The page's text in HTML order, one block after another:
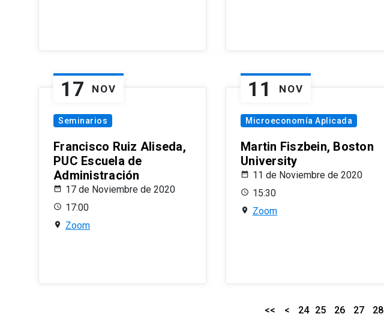
17 NOV
Seminarios
Francisco Ruiz Aliseda,
PUC Escuela de
Administración
17 de Noviembre de 2020
17:00
Zoom
11 NOV
Microeconomía Aplicada
Martin Fiszbein, Boston
University
11 de Noviembre de 2020
15:30
Zoom
<< < 24 25 26 27 28